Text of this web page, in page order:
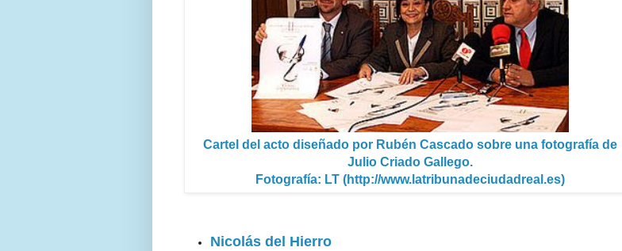
Cartel del acto diseñado por Rubén Cascado sobre una fotografía de
Julio Criado Gallego.
Fotografía: LT (http://www.latribunadeciudadreal.es)
Nicolás del Hierro